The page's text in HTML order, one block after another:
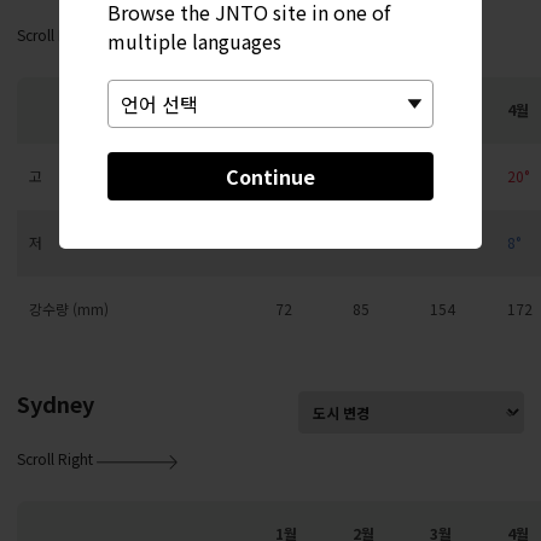
Browse the JNTO site in one of
multiple languages
Continue
Scroll Right
4월
고 9° 20°
저 8°
강수량 (mm) 72 85 154 172
Sydney
Scroll Right
1월 2월 3월 4월